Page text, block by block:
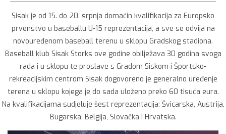
Sisak je od 15. do 20. srpnja domaćin kvalifikacija za Europsko
prvenstvo u baseballu U-15 reprezentacija, a sve se odvija na
novouređenom baseball terenu u sklopu Gradskog stadiona.
Baseball klub Sisak Storks ove godine obilježava 30 godina svoga
rada i u sklopu te proslave s Gradom Siskom i Športsko-
rekreacijskim centrom Sisak dogovoreno je generalno uređenje
terena u sklopu kojega je do sada uloženo preko 60 tisuća eura.
Na kvalifikacijama sudjeluje šest reprezentacija: Švicarska, Austrija,
Bugarska, Belgija, Slovačka i Hrvatska.